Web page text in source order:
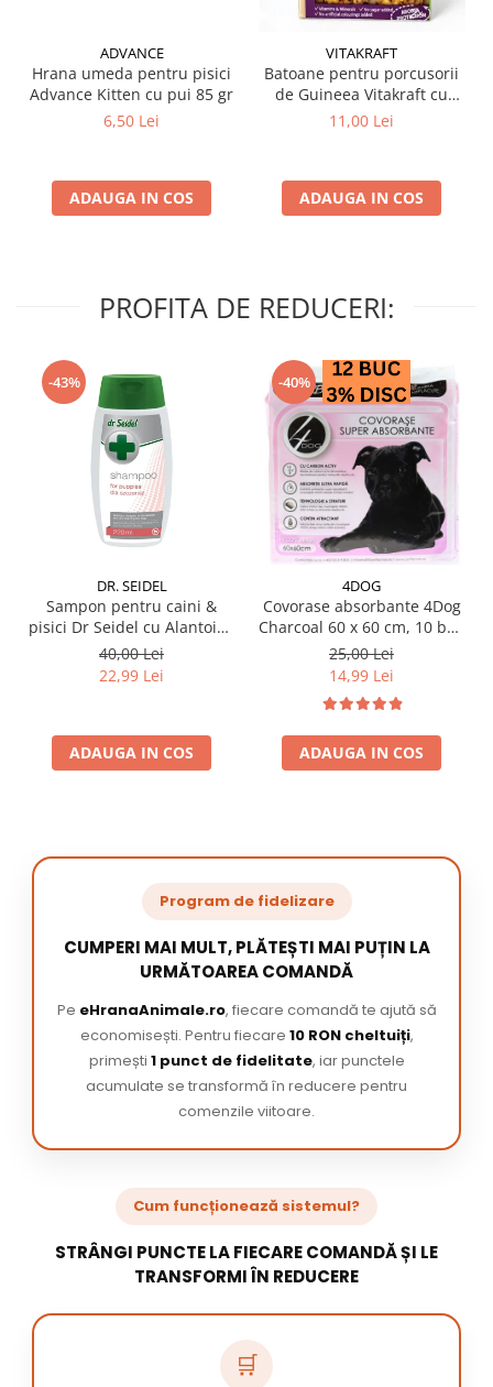
ADVANCE
Hrana umeda pentru pisici
Advance Kitten cu pui 85 gr
6,50 Lei
ADAUGA IN COS
VITAKRAFT
Batoane pentru porcusorii
de Guineea Vitakraft cu
struguri & nuci 2 buc
11,00 Lei
ADAUGA IN COS
PROFITA DE REDUCERI:
-43%
DR. SEIDEL
Sampon pentru caini &
pisici Dr Seidel cu Alantoina
220 ml
40,00 Lei
22,99 Lei
ADAUGA IN COS
-40%
4DOG
Covorase absorbante 4Dog
Charcoal 60 x 60 cm, 10 buc
/ pachet
25,00 Lei
14,99 Lei
ADAUGA IN COS
Program de fidelizare
CUMPERI MAI MULT, PLĂTEȘTI MAI PUȚIN LA
URMĂTOAREA COMANDĂ
Pe eHranaAnimale.ro, fiecare comandă te ajută să
economisești. Pentru fiecare 10 RON cheltuiți,
primești 1 punct de fidelitate, iar punctele
acumulate se transformă în reducere pentru
comenzile viitoare.
Cum funcționează sistemul?
STRÂNGI PUNCTE LA FIECARE COMANDĂ ȘI LE
TRANSFORMI ÎN REDUCERE
🛒